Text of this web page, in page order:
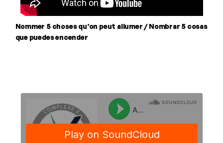
Nommer 5 choses qu’on peut allumer / Nombrar 5 cosas
que puedes encender